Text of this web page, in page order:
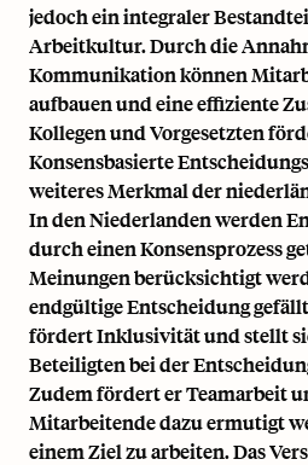
jedoch ein integraler
Arbeitkultur. Durch die
Kommunikation können
aufbauen und eine effiziente
Kollegen und Vorgesetzten
Konsensbasierte
weiteres Merkmal der
In den Niederlanden werden
durch einen Konsensprozess
Meinungen berücksichtigt
endgültige Entscheidung
fördert Inklusivität und stellt
Beteiligten bei der
Zudem fördert er Teamarbeit
Mitarbeitende dazu ermutigt
einem Ziel zu arbeiten. Das